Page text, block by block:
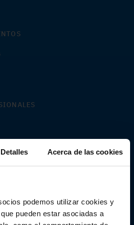
Detalles Acerca de las cookies
podemos utilizar cookies y
pueden estar asociadas a
Médica